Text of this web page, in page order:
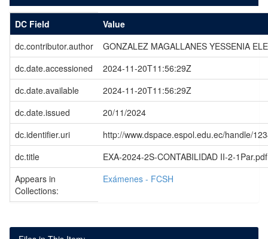
DC Field
Value
dc.contributor.author
GONZALEZ MAGALLANES YESSENIA
dc.date.accessioned
2024-11-20T11:56:29Z
dc.date.available
2024-11-20T11:56:29Z
dc.date.issued
20/11/2024
dc.identifier.uri
http://www.dspace.espol.edu.ec/handle/
dc.title
EXA-2024-2S-CONTABILIDAD II-2-1Par.pdf
Appears in
Collections:
Exámenes - FCSH